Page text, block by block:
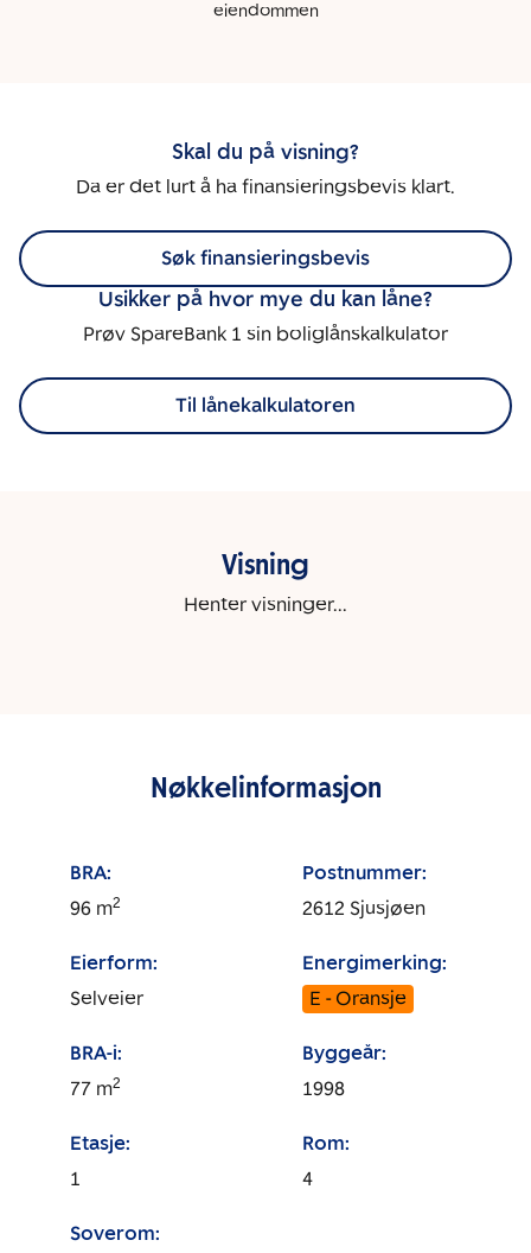
eiendommen
Skal du på visning?
Da er det lurt å ha finansieringsbevis klart.
Søk finansieringsbevis
Usikker på hvor mye du kan låne?
Prøv SpareBank 1 sin boliglånskalkulator
Til lånekalkulatoren
Visning
Henter visninger...
Nøkkelinformasjon
BRA:
96 m2
Postnummer:
2612 Sjusjøen
Eierform:
Selveier
Energimerking:
E - Oransje
BRA-i:
77 m2
Byggeår:
1998
Etasje:
1
Rom:
4
Soverom: